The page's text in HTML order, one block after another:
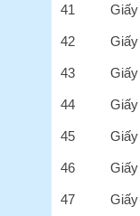
41
42
43
44
45
46
47